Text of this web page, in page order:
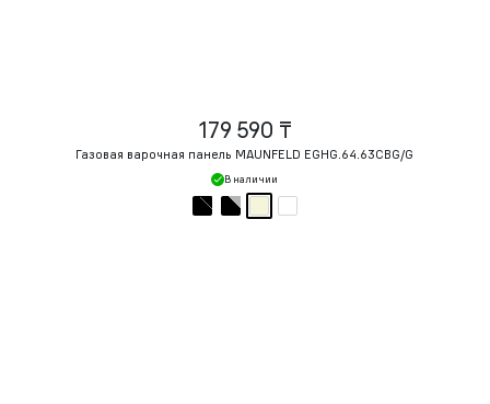
179 590 ₸
Газовая варочная панель MAUNFELD EGHG.64.63CBG/G
В наличии